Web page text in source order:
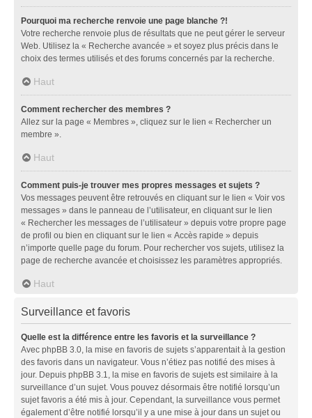
Pourquoi ma recherche renvoie une page blanche ?!
Votre recherche renvoie plus de résultats que ne peut gérer le serveur
Web. Utilisez la « Recherche avancée » et soyez plus précis dans le
choix des termes utilisés et des forums concernés par la recherche.
Haut
Comment rechercher des membres ?
Allez sur la page « Membres », cliquez sur le lien « Rechercher un
membre ».
Haut
Comment puis-je trouver mes propres messages et sujets ?
Vos messages peuvent être retrouvés en cliquant sur le lien « Voir vos
messages » dans le panneau de l’utilisateur, en cliquant sur le lien
« Rechercher les messages de l’utilisateur » depuis votre propre page
de profil ou bien en cliquant sur le lien « Accès rapide » depuis
n’importe quelle page du forum. Pour rechercher vos sujets, utilisez la
page de recherche avancée et choisissez les paramètres appropriés.
Haut
Surveillance et favoris
Quelle est la différence entre les favoris et la surveillance ?
Avec phpBB 3.0, la mise en favoris de sujets s’apparentait à la gestion
des favoris dans un navigateur. Vous n’étiez pas notifié des mises à
jour. Depuis phpBB 3.1, la mise en favoris de sujets est similaire à la
surveillance d’un sujet. Vous pouvez désormais être notifié lorsqu’un
sujet favoris a été mis à jour. Cependant, la surveillance vous permet
également d’être notifié lorsqu’il y a une mise à jour dans un sujet ou